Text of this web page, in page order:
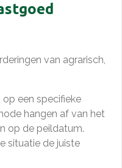
van agrarisch,
een specifieke
hangen af van het
op de peildatum.
situatie de juiste